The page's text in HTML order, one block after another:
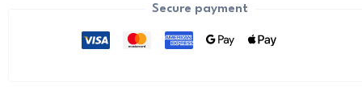
Secure payment